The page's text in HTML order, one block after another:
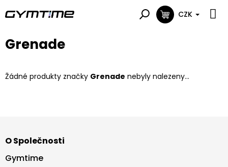
na
NÁKUPNÍ
CZK
Grenade
Žádné produkty značky Grenade nebyly nalezeny...
p
a
O Společnosti
Gymtime